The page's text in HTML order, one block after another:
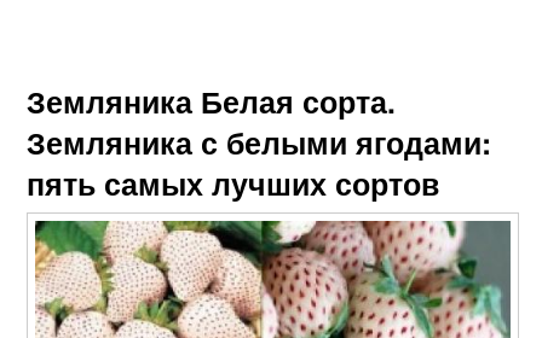
Земляника Белая сорта.
Земляника с белыми ягодами:
пять самых лучших сортов